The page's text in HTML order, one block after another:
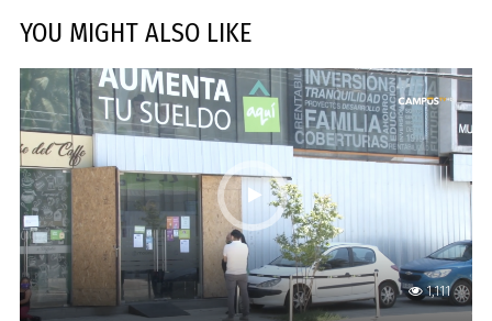
YOU MIGHT ALSO LIKE
1,111